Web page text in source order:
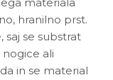
hranilno prst.
saj se substrat
nogice ali
in se material